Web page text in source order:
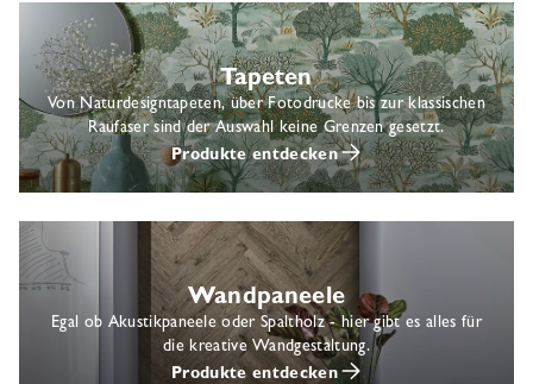
Tapeten
Von Naturdesigntapeten, über Fotodrucke bis zur klassischen
Raufaser sind der Auswahl keine Grenzen gesetzt.
Produkte entdecken
Wandpaneele
Egal ob Akustikpaneele oder Spaltholz - hier gibt es alles für
die kreative Wandgestaltung.
Produkte entdecken